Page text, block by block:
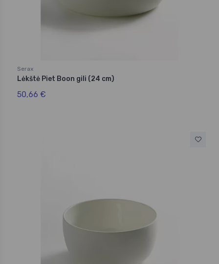
Serax
Lėkštė Piet Boon gili (24 cm)
50,66 €